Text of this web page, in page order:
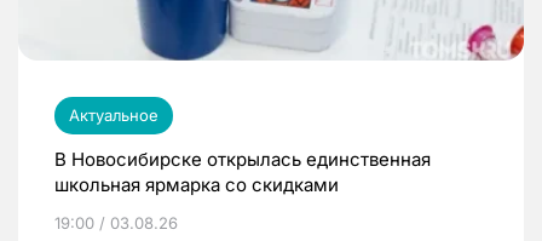
Актуальное
В Новосибирске открылась единственная
школьная ярмарка со скидками
19:00 / 03.08.26